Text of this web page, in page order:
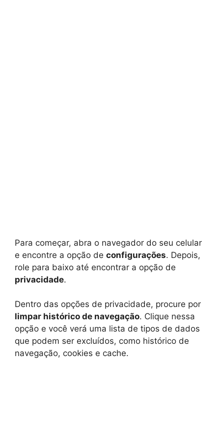
Para começar, abra o navegador do seu celular
e encontre a opção de configurações. Depois,
role para baixo até encontrar a opção de
privacidade.
Dentro das opções de privacidade, procure por
limpar histórico de navegação. Clique nessa
opção e você verá uma lista de tipos de dados
que podem ser excluídos, como histórico de
navegação, cookies e cache.